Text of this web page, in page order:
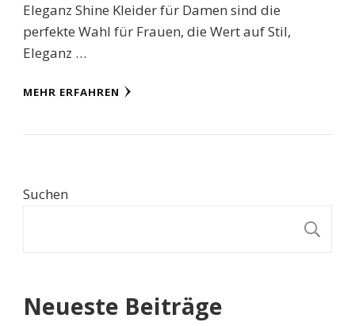
Eleganz Shine Kleider für Damen sind die
perfekte Wahl für Frauen, die Wert auf Stil,
Eleganz …
MEHR ERFAHREN
Suchen
Neueste Beiträge